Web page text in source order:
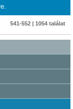
541-552 | 1054 találat